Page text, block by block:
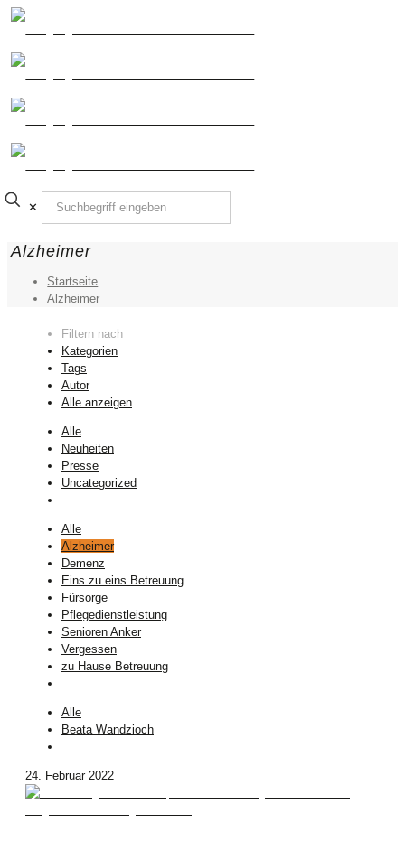
✕
Alzheimer
Startseite
Alzheimer
Filtern nach
Kategorien
Tags
Autor
Alle anzeigen
Alle
Neuheiten
Presse
Uncategorized
Alle
Alzheimer
Demenz
Eins zu eins Betreuung
Fürsorge
Pflegedienstleistung
Senioren Anker
Vergessen
zu Hause Betreuung
Alle
Beata Wandzioch
24. Februar 2022